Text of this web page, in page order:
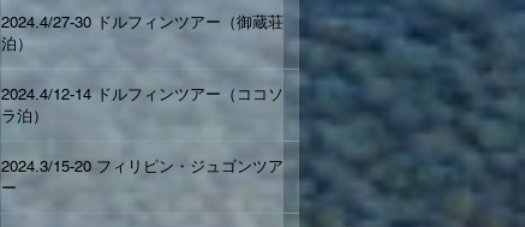
2024.4/27-30 ドルフィンツアー（御蔵荘
泊）
2024.4/12-14 ドルフィンツアー（ココソ
ラ泊）
2024.3/15-20 フィリピン・ジュゴンツア
ー